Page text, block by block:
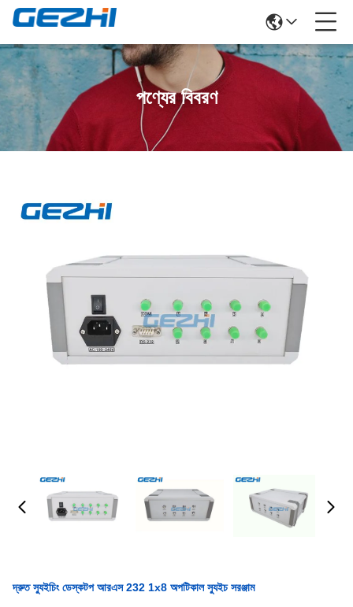
পণ্যের বিবরণ
দ্রুত স্যুইচিং ডেস্কটপ আরএস 232 1x8 অপটিকাল স্যুইচ সরঞ্জাম